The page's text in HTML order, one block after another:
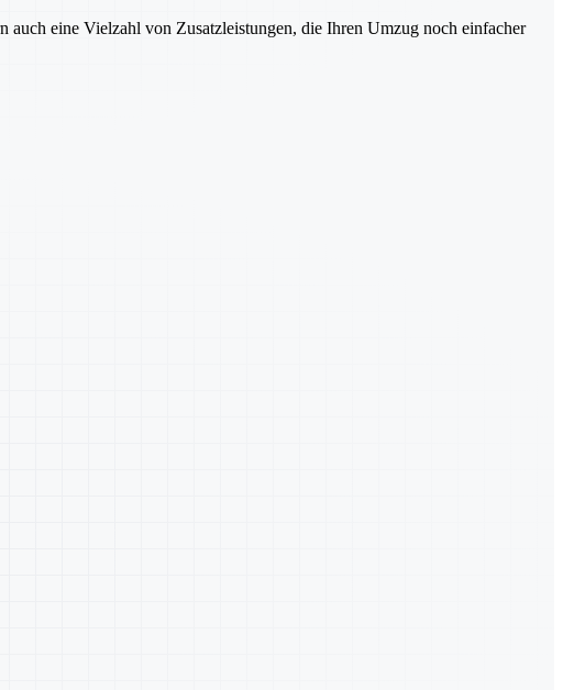
eine Vielzahl von Zusatzleistungen, die Ihren Umzug noch einfacher